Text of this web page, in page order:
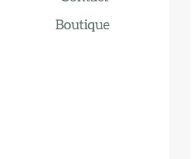
Boutique